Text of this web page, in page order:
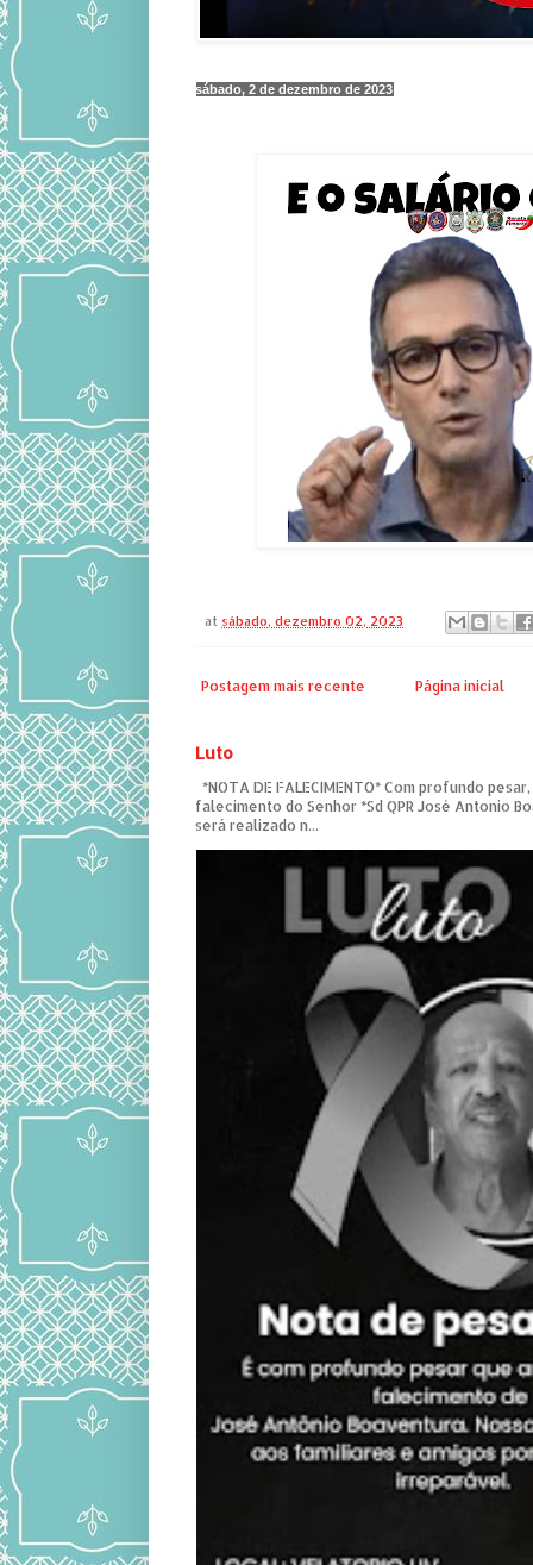
sábado, 2 de dezembro de 2023
at sábado, dezembro 02, 2023
Postagem mais recente Página inicial
Luto
*NOTA DE FALECIMENTO* Com profundo
falecimento do Senhor *Sd QPR José Antonio
será realizado n...